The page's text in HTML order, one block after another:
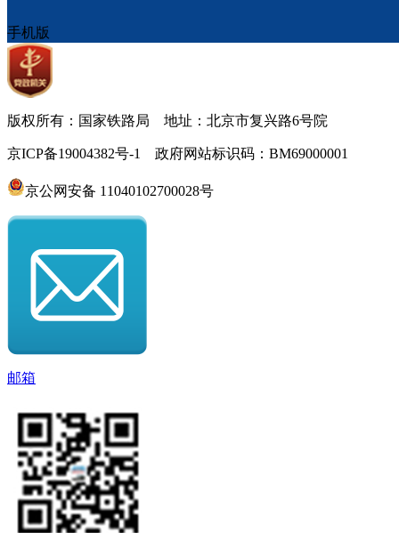
手机版
版权所有：国家铁路局 地址：北京市复兴路6号院
京ICP备19004382号-1 政府网站标识码：BM69000001
京公网安备 11040102700028号
邮箱